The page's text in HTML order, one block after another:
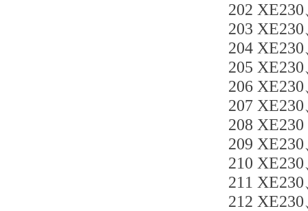
202
203
204
205
206
207
208
209
210
211
212